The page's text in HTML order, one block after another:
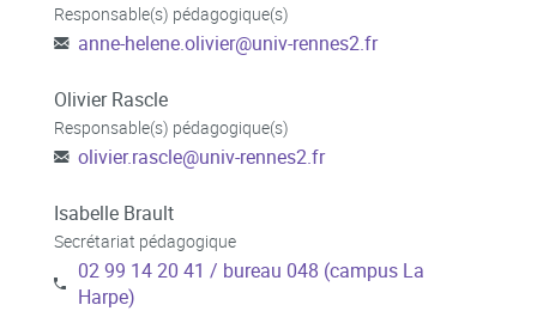
Responsable(s) pédagogique(s)
anne-helene.olivier@univ-rennes2.fr
Olivier Rascle
Responsable(s) pédagogique(s)
olivier.rascle@univ-rennes2.fr
Isabelle Brault
Secrétariat pédagogique
02 99 14 20 41 / bureau 048 (campus La
Harpe)